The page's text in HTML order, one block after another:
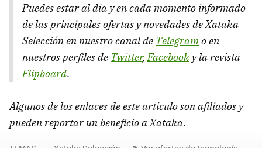
Puedes estar al día y en cada momento informado
de las principales ofertas y novedades de Xataka
Selección en nuestro canal de Telegramo en
nuestros perfiles de Twitter, Facebook y la revista
Flipboard.
Algunos de los enlaces de este artículo son afiliados y
pueden reportar un beneficio a Xataka.